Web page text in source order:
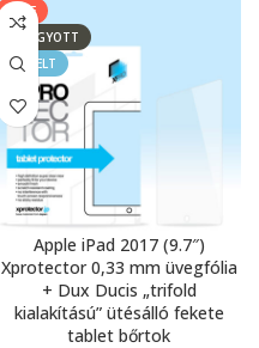
SALE
ELFOGYOTT
KIEMELT
Apple iPad 2017 (9.7″)
Xprotector 0,33 mm üvegfólia
+ Dux Ducis „trifold
kialakítású” ütésálló fekete
tablet bőrtok